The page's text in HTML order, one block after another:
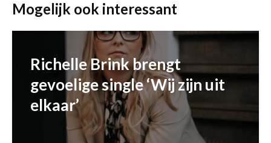
Mogelijk ook interessant
Richelle Brink brengt
gevoelige single ‘Wij zijn uit
elkaar’